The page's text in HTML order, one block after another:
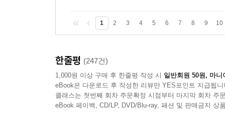
1 2 3 4 5 6 7 8 9 10
한줄평(247건)
1,000원 이상 구매 후 한줄평 작성 시 일반회원 50원, 마니
eBook은 다운로드 후 작성한 리뷰만 YES포인트 지급됩니
클래스는 첫번째 회차 주문확정 시점부터 마지막 회차 주